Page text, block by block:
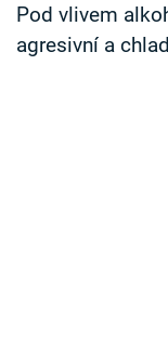
Sledujte nás
Pod vlivem
agresivní a